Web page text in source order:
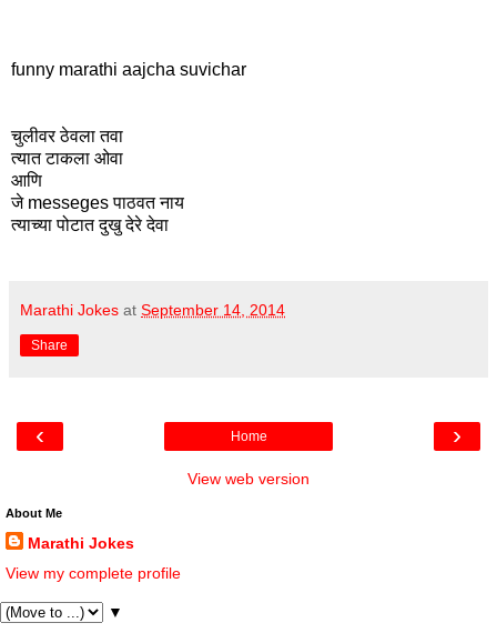
funny marathi aajcha suvichar
चुलीवर ठेवला तवा
त्यात टाकला ओवा
आणि
जे messeges पाठवत नाय
त्याच्या पोटात दुखु देरे देवा
Marathi Jokes at September 14, 2014
Share
‹ ›
Home
View web version
About Me
Marathi Jokes
View my complete profile
▼